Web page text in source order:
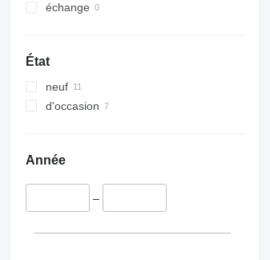
échange
État
neuf
d'occasion
Année
–